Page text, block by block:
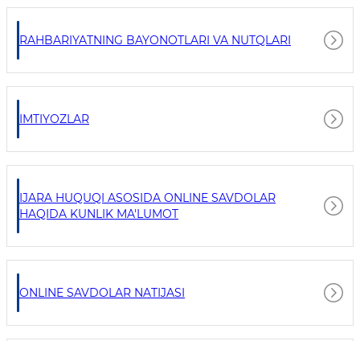
RAHBARIYATNING BAYONOTLARI VA NUTQLARI
IMTIYOZLAR
IJARA HUQUQI ASOSIDA ONLINE SAVDOLAR
HAQIDA KUNLIK MA'LUMOT
ONLINE SAVDOLAR NATIJASI